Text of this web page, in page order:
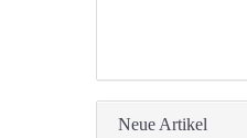
Neue Artikel